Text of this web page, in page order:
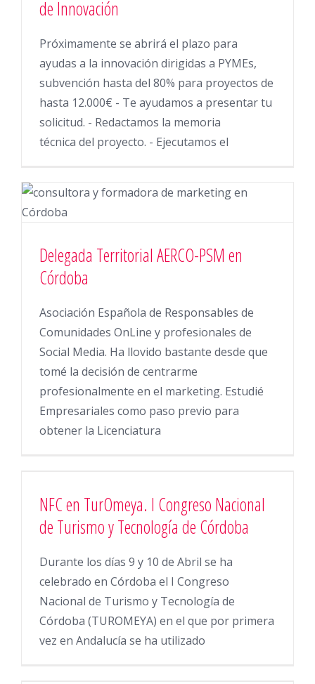
de Innovación
Próximamente se abrirá el plazo para
ayudas a la innovación dirigidas a PYMEs,
subvención hasta del 80% para proyectos de
hasta 12.000€ - Te ayudamos a presentar tu
solicitud. - Redactamos la memoria
técnica del proyecto. - Ejecutamos el
Delegada Territorial AERCO-PSM en
Córdoba
Asociación Española de Responsables de
Comunidades OnLine y profesionales de
Social Media. Ha llovido bastante desde que
tomé la decisión de centrarme
profesionalmente en el marketing. Estudié
Empresariales como paso previo para
obtener la Licenciatura
NFC en TurOmeya. I Congreso Nacional
de Turismo y Tecnología de Córdoba
Durante los días 9 y 10 de Abril se ha
celebrado en Córdoba el I Congreso
Nacional de Turismo y Tecnología de
Córdoba (TUROMEYA) en el que por primera
vez en Andalucía se ha utilizado